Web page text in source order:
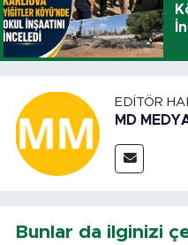
EDITÖR
MD
Bunlar da ilginizi